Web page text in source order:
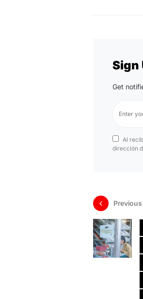
Sign
Get
Al
dirección